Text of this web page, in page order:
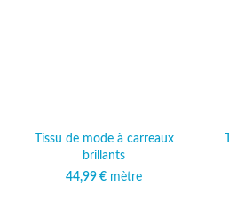
Tissu de mode à carreaux
brillants
44,99 € mètre